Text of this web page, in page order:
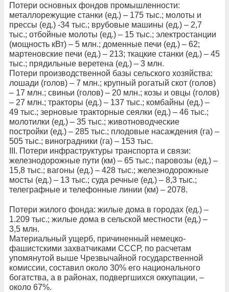
Потери основных фондов промышленности:
металлорежущие станки (ед.) – 175 тыс.; молоты и
прессы (ед.) -34 тыс.; врубовые машины (ед.) – 2,7
тыс.; отбойные молоты (ед.) – 15 тыс.; электростанции
(мощность кВт) – 5 млн.; доменные печи (ед.) – 62;
мартеновские печи (ед.) – 213; ткацкие станки (ед.) – 45
тыс.; прядильные веретена (ед.) – 3 млн.
Потери производственной базы сельского хозяйства:
лошади (голов) – 7 млн.; крупный рогатый скот (голов)
– 17 млн.; свиньи (голов) – 20 млн.; козы и овцы (голов)
– 27 млн.; тракторы (ед.) – 137 тыс.; комбайны (ед.) –
49 тыс.; зерновые тракторные сеялки (ед.) – 46 тыс.;
молотилки (ед.) – 35 тыс.; животноводческие
постройки (ед.) – 285 тыс.; плодовые насаждения (га) –
505 тыс.; виноградники (га) – 153 тыс.
III. Потери инфраструктуры транспорта и связи:
железнодорожные пути (км) – 65 тыс.; паровозы (ед.) –
15,8 тыс.; вагоны (ед.) – 428 тыс.; железнодорожные
мосты (ед.) – 13 тыс.; суда речные (ед.) – 8,3 тыс.;
телеграфные и телефонные линии (км) – 2078.
Потери жилого фонда: жилые дома в городах (ед.) –
1.209 тыс.; жилые дома в сельской местности (ед.) –
3,5 млн.
Материальный ущерб, причиненный немецко-
фашистскими захватчиками СССР, по расчетам
упомянутой выше Чрезвычайной государственной
комиссии, составил около 30% его национального
богатства, а в районах, подвергшихся оккупации, –
около 67%.